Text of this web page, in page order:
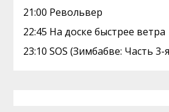
21:00 Револьвер
22:45 На доске быстрее ветра
23:10 SOS (Зимбабве: Часть 3-